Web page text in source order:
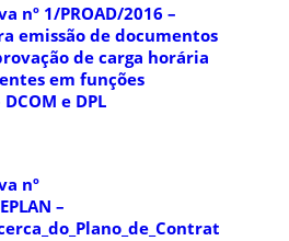
nº 1/PROAD/2016 –
emissão de documentos
de carga horária
em funções
e DPL
nº
–